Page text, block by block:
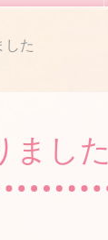
した
ました